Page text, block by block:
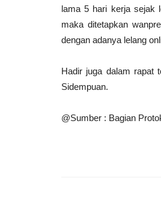
lama 5 hari kerja sejak
maka ditetapkan
dengan adanya lelang
Hadir juga dalam rapat
Sidempuan.
@Sumber : Bagian